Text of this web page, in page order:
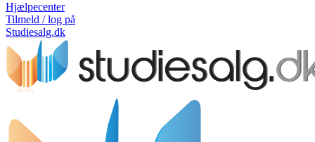
Hjælpecenter
Tilmeld / log på
Studiesalg.dk